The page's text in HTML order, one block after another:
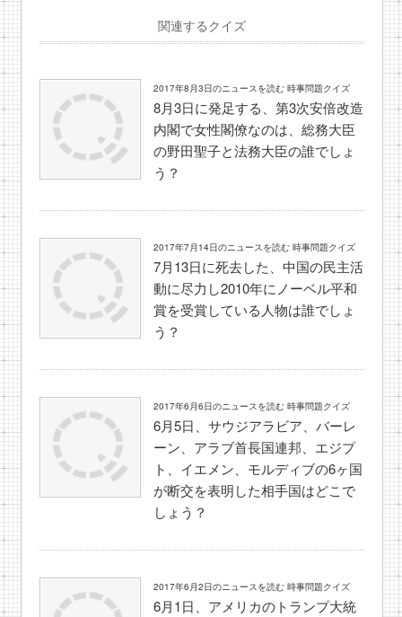
関連するクイズ
2017年8月3日のニュースを読む 時事問題クイズ
8月3日に発足する、第3次安倍改造
内閣で女性閣僚なのは、総務大臣
の野田聖子と法務大臣の誰でしょ
う？
2017年7月14日のニュースを読む 時事問題クイズ
7月13日に死去した、中国の民主活
動に尽力し2010年にノーベル平和
賞を受賞している人物は誰でしょ
う？
2017年6月6日のニュースを読む 時事問題クイズ
6月5日、サウジアラビア、バーレ
ーン、アラブ首長国連邦、エジプ
ト、イエメン、モルディブの6ヶ国
が断交を表明した相手国はどこで
しょう？
2017年6月2日のニュースを読む 時事問題クイズ
6月1日、アメリカのトランプ大統